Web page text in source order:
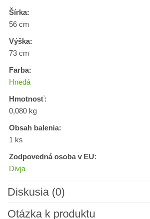
Šírka:
56 cm
Výška:
73 cm
Farba:
Hnedá
Hmotnosť:
0,080 kg
Obsah balenia:
1 ks
Zodpovedná osoba v EU:
Divja
Diskusia (0)
Nový komentár
Otázka k produktu